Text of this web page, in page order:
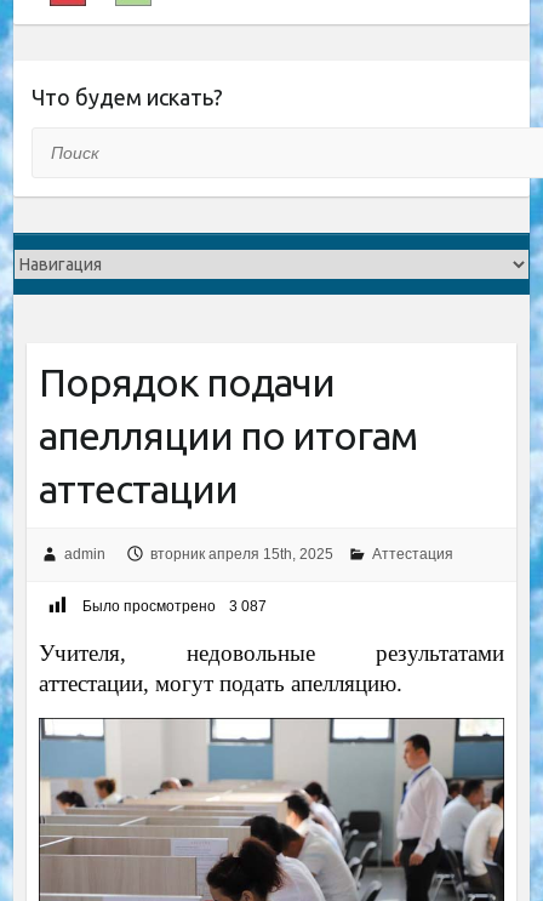
Что будем искать?
Порядок подачи
апелляции по итогам
аттестации
admin вторник апреля 15th, 2025 Аттестация
Было просмотрено 3 087
Учителя, недовольные результатами
аттестации, могут подать апелляцию.